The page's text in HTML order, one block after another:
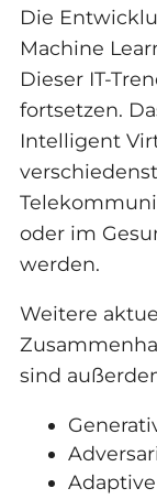
Die
Machine
Dieser IT-
fortsetzen.
Intelligent
oder im
werden.
Weitere
sind